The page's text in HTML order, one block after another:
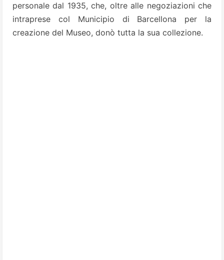
personale dal 1935, che, oltre alle negoziazioni che
intraprese col Municipio di Barcellona per la
creazione del Museo, donò tutta la sua collezione.